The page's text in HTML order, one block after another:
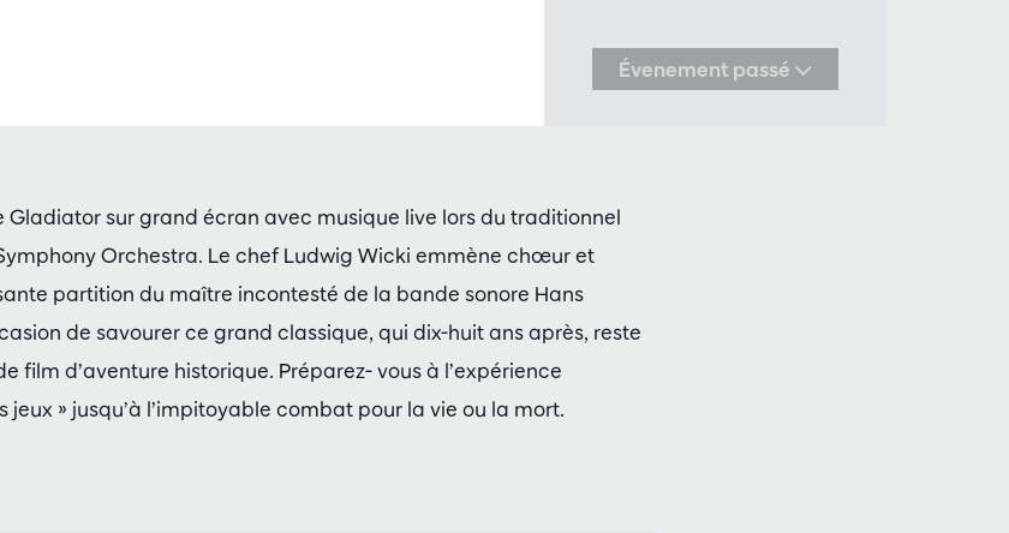
Évenement passé
Gladiator sur grand écran avec musique live lors du traditionnel
Orchestra. Le chef Ludwig Wicki emmène chœur et
partition du maître incontesté de la bande sonore Hans
de savourer ce grand classique, qui dix-huit ans après, reste
film d’aventure historique. Préparez- vous à l’expérience
jeux » jusqu’à l’impitoyable combat pour la vie ou la mort.